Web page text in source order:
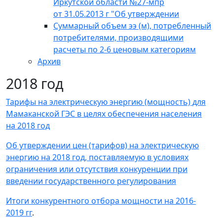
от 31.05.2013 г "Об утверждении
Суммарный объем ээ (м), потребленный
потребителями, производящими
расчеты по 2-6 ценовым категориям
Архив
2018 год
Тарифы на электрическую энергию (мощность) для
Мамаканской ГЭС в целях обеспечения населения
на 2018 год
Об утверждении цен (тарифов) на электрическую
энергию на 2018 год, поставляемую в условиях
ограничения или отсутствия конкуренции при
введении государственного регулирования
Итоги конкурентного отбора мощности на 2016-
2019 гг.